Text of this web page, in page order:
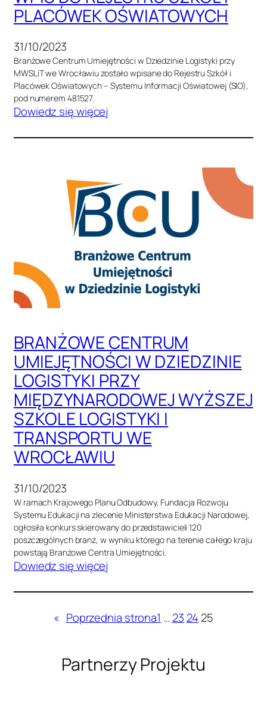
PLACÓWEK OŚWIATOWYCH
31/10/2023
Branżowe Centrum Umiejętności w Dziedzinie Logistyki przy
MWSLiT we Wrocławiu zostało wpisane do Rejestru Szkół i
Placówek Oświatowych – Systemu Informacji Oświatowej (SIO),
pod numerem 481527.
Dowiedz się więcej
P
D
O
R
E
E
S
T
S
Z
K
Ó
Ł
I
P
L
A
C
W
E
K
O
Ś
I
T
Y
BRANŻOWE CENTRUM
UMIEJĘTNOŚCI W DZIEDZINIE
LOGISTYKI PRZY
MIĘDZYNARODOWEJ WYŻSZEJ
SZKOLE LOGISTYKI I
TRANSPORTU WE
WROCŁAWIU
31/10/2023
W ramach Krajowego Planu Odbudowy, Fundacja Rozwoju
Systemu Edukacji na zlecenie Ministerstwa Edukacji Narodowej,
ogłosiła konkurs skierowany do przedstawicieli 120
poszczególnych branż, w wyniku którego na terenie całego kraju
powstają Branżowe Centra Umiejętności.
Dowiedz się więcej
R
A
N
W
« Poprzednia strona1 … 23 24 25
Partnerzy Projektu